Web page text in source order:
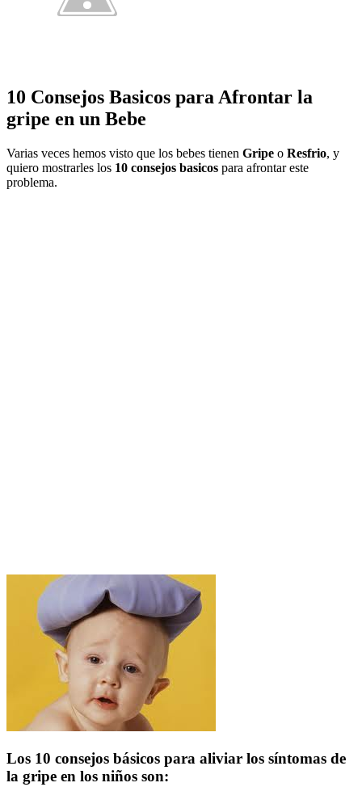
10 Consejos Basicos para Afrontar la
gripe en un Bebe
Varias veces hemos visto que los bebes tienen Gripe o Resfrio, y
quiero mostrarles los 10 consejos basicos para afrontar este
problema.
Los 10 consejos básicos para aliviar los síntomas de
la gripe en los niños son: